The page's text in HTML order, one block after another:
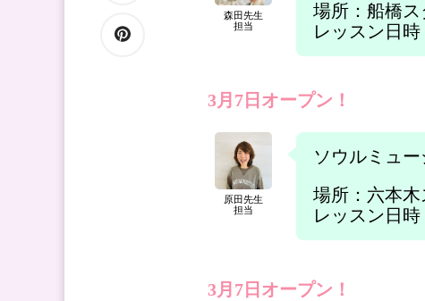
森田先生
担当
場所：船橋ス
レッスン日
3月7日オープン！
原田先生
担当
ソウルミュ
場所：六本木
レッスン日
3月7日オープン！